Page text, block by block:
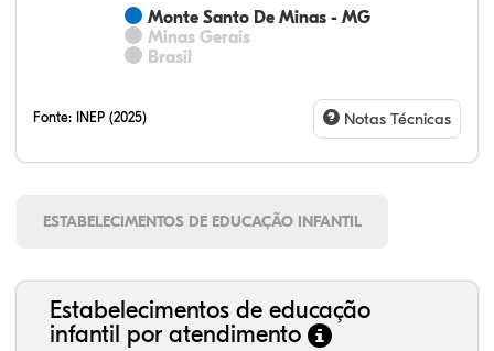
Monte Santo De Minas - MG
Minas Gerais
Brasil
Fonte: INEP (2025) Notas Técnicas
ESTABELECIMENTOS DE EDUCAÇÃO INFANTIL
Estabelecimentos de educação
infantil por atendimento